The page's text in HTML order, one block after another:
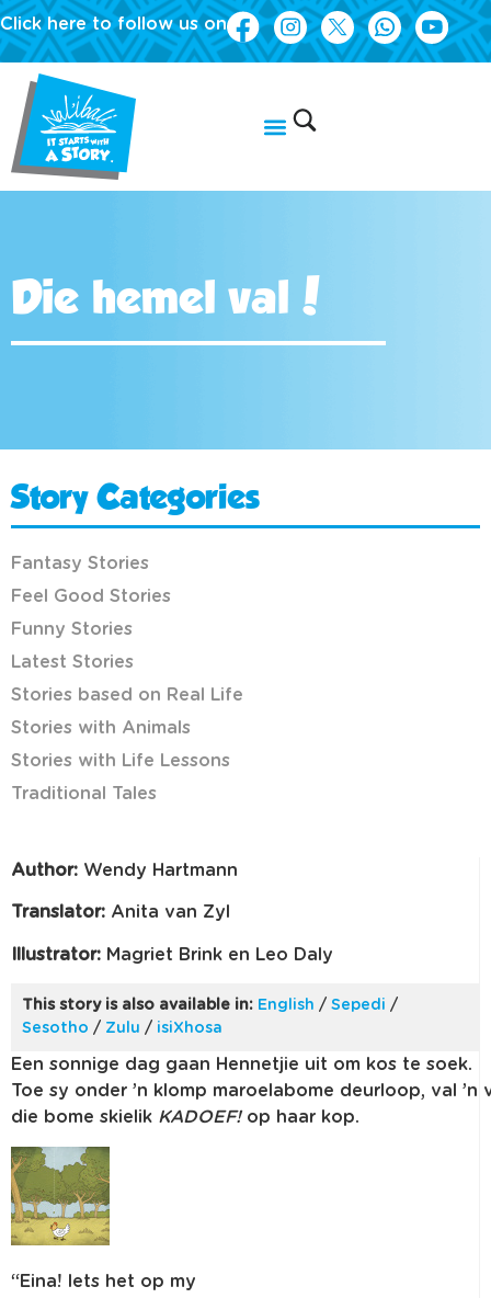
Click here to follow us on
Die hemel val!
Author: Wendy Hartmann
Translator: Anita van Zyl
Illustrator: Magriet Brink en Leo Daly
This story is also available in: English / Sepedi /
Sesotho / Zulu / isiXhosa
Een sonnige dag gaan Hennetjie uit om kos te soek.
Toe sy onder ’n klomp maroelabome deurloop, val ’n
die bome skielik KADOEF! op haar kop.
“ Eina! Iets het op my
Story Categories
Fantasy Stories
Feel Good Stories
Funny Stories
Latest Stories
Stories based on Real Life
Stories with Animals
Stories with Life Lessons
Traditional Tales